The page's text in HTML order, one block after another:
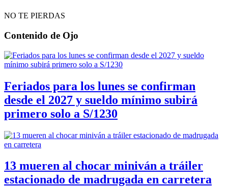
NO TE PIERDAS
Contenido de Ojo
Feriados para los lunes se confirman
desde el 2027 y sueldo mínimo subirá
primero solo a S/1230
13 mueren al chocar miniván a tráiler
estacionado de madrugada en carretera